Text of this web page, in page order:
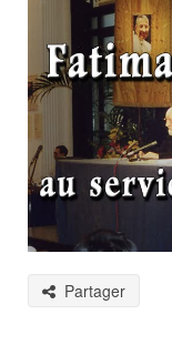
Partager